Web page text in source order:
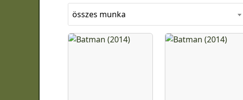
összes munka